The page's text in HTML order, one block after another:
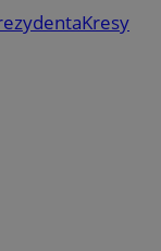
Kresy